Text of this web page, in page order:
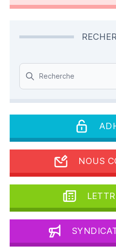
Search
NOUS